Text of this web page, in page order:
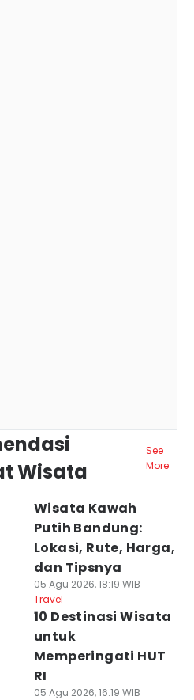
Wisata
See
More
Wisata Kawah
Putih Bandung:
Lokasi, Rute, Harga,
dan Tipsnya
05 Agu 2026, 18:19 WIB
Travel
10 Destinasi Wisata
untuk
Memperingati HUT
RI
05 Agu 2026, 16:19 WIB